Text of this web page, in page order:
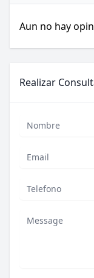
Aun no hay
Realizar
Nombre
Email
Phone
Mensaje